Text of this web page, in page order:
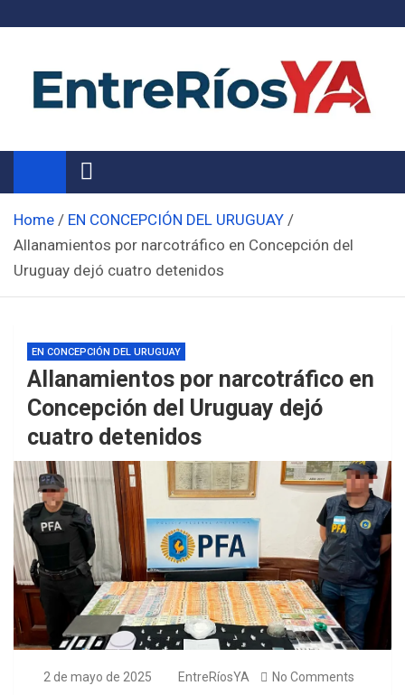
Noticias de Entre Ríos
Información de toda la provincia ahora
Home
EN CONCEPCIÓN DEL URUGUAY
Allanamientos por narcotráfico en Concepción del
Uruguay dejó cuatro detenidos
EN CONCEPCIÓN DEL URUGUAY
Allanamientos por narcotráfico en
Concepción del Uruguay dejó
cuatro detenidos
2 de mayo de 2025 EntreRíosYA No Comments